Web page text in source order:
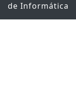
de Informática